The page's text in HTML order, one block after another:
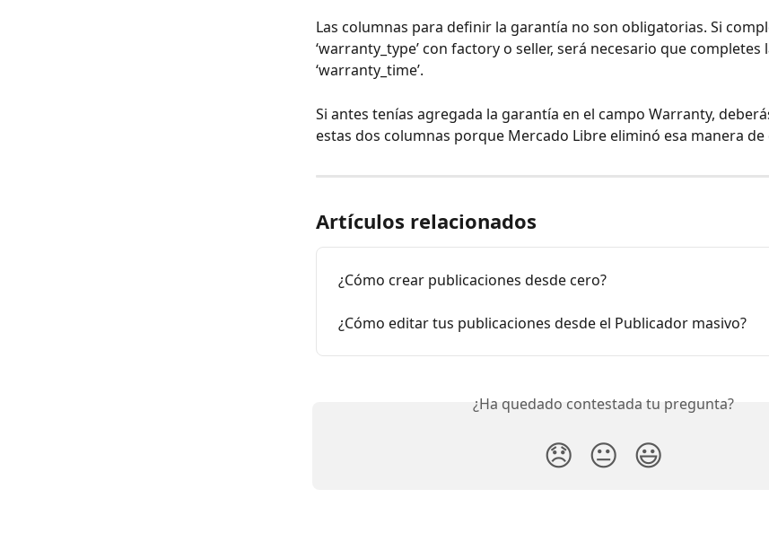
Las columnas para definir la garantía no son obligatorias. Si
‘warranty_type’ con factory o seller, será necesario que completes
‘warranty_time’.
Si antes tenías agregada la garantía en el campo Warranty,
estas dos columnas porque Mercado Libre eliminó esa manera de
Artículos relacionados
¿Cómo crear publicaciones desde cero?
¿Cómo editar tus publicaciones desde el Publicador masivo?
¿Ha quedado contestada tu pregunta?
😞 😐 😃